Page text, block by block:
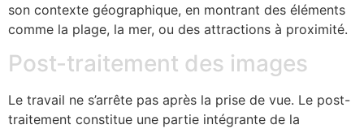
son contexte géographique, en montrant des éléments
comme la plage, la mer, ou des attractions à proximité.
Post-traitement des images
Le travail ne s’arrête pas après la prise de vue. Le post-
traitement constitue une partie intégrante de la